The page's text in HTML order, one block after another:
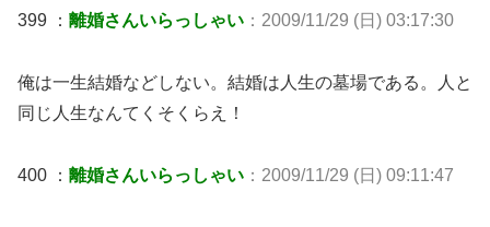
399 ： 離婚さんいらっしゃい ：2009/11/29 (日) 03:17:30
俺は一生結婚などしない。結婚は人生の墓場である。人と
同じ人生なんてくそくらえ！
400 ： 離婚さんいらっしゃい ：2009/11/29 (日) 09:11:47